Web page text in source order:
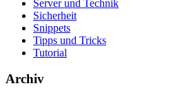
Server und Technik
Sicherheit
Snippets
Tipps und Tricks
Tutorial
Archiv